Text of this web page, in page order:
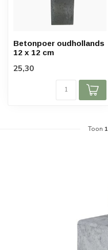
Betonpoer oudhollands
12 x 12 cm
25,30
Toon 1